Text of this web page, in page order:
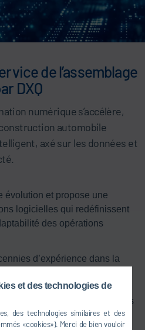
et des technologies de
des technologies similaires et des
«cookies»). Merci de bien vouloir
de l’assemblage
DXQ
numérique s’accélère,
construction automobile
axé sur les données et
évolution et propose une
logicielles qui redéfinissent
des opérations
d’expérience dans la
en main et de technologies
une expertise approfondie
avec des capacités logicielles